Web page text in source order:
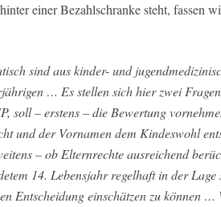
einer Bezahlschranke steht, fassen
sind aus kinder- und
… Es stellen sich hier zwei
soll – erstens – die Bewertung
und der Vornamen dem Kindeswohl
– ob Elternrechte ausreichend
14. Lebensjahr regelhaft in der
Entscheidung einschätzen zu können …